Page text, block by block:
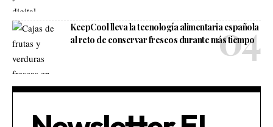
KeepCool lleva la tecnología alimentaria española
al reto de conservar frescos durante más tiempo